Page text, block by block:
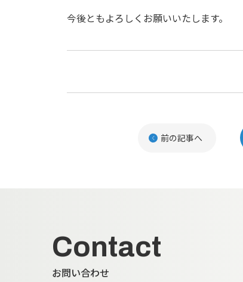
今後ともよろしくお願いいたします。
前の記事へ
お問い合わせ
Contact